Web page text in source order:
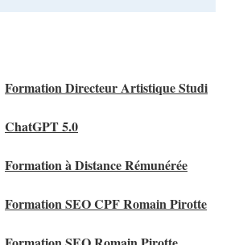
Formation Directeur Artistique Studi
ChatGPT 5.0
Formation à Distance Rémunérée
Formation SEO CPF Romain Pirotte